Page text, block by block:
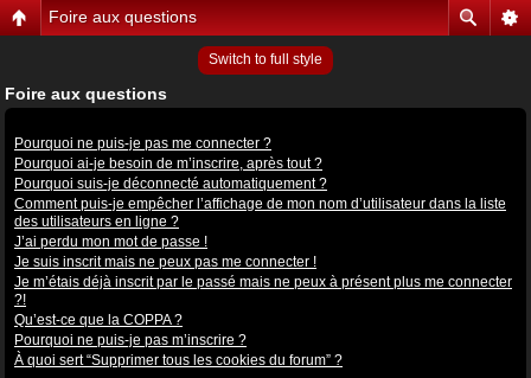
Foire aux questions
Switch to full style
Foire aux questions
Pourquoi ne puis-je pas me connecter ?
Pourquoi ai-je besoin de m’inscrire, après tout ?
Pourquoi suis-je déconnecté automatiquement ?
Comment puis-je empêcher l’affichage de mon nom d’utilisateur dans la liste
des utilisateurs en ligne ?
J’ai perdu mon mot de passe !
Je suis inscrit mais ne peux pas me connecter !
Je m’étais déjà inscrit par le passé mais ne peux à présent plus me connecter
?!
Qu’est-ce que la COPPA ?
Pourquoi ne puis-je pas m’inscrire ?
À quoi sert “Supprimer tous les cookies du forum” ?